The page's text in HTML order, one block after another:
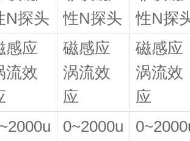
N探头
性N探头
性N探
感应
流效
磁感应
涡流效
应
磁感应
涡流效
应
0~2000u